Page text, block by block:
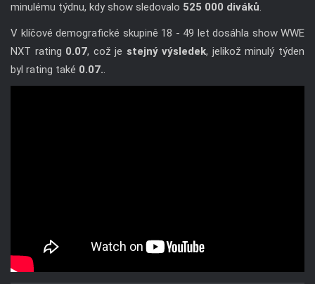
minulému týdnu, kdy show sledovalo 525 000 diváků.
V klíčové demografické skupině 18 - 49 let dosáhla show WWE
NXT rating 0.07, což je stejný výsledek, jelikož minulý týden
byl rating také 0.07.